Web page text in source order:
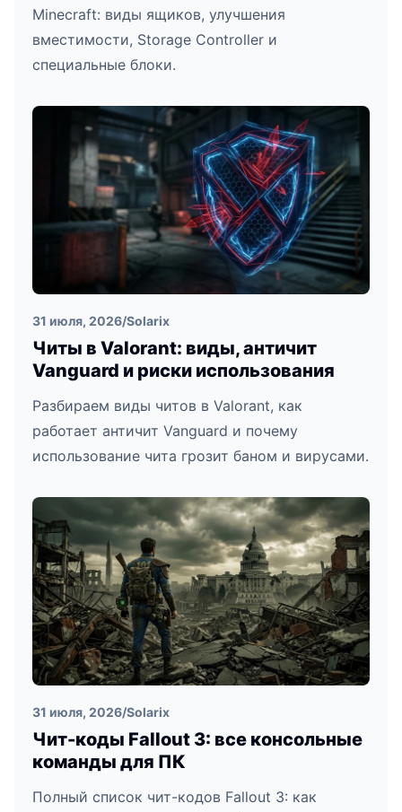
Minecraft: виды ящиков, улучшения
вместимости, Storage Controller и
специальные блоки.
31 июля, 2026/Solarix
Читы в Valorant: виды, античит
Vanguard и риски использования
Разбираем виды читов в Valorant, как
работает античит Vanguard и почему
использование чита грозит баном и вирусами.
31 июля, 2026/Solarix
Чит-коды Fallout 3: все консольные
команды для ПК
Полный список чит-кодов Fallout 3: как